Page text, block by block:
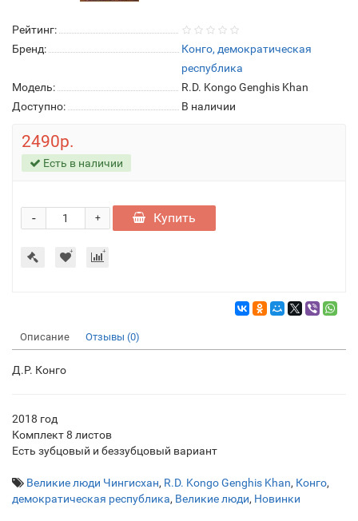
Рейтинг:
Бренд:
Конго, демократическая
республика
Модель:
R.D. Kongo Genghis Khan
Доступно:
В наличии
2490р.
Есть в наличии
+
- Купить
Описание Отзывы (0)
Д.Р. Конго
2018 год
Комплект 8 листов
Есть зубцовый и беззубцовый вариант
Великие люди Чингисхан, R.D. Kongo Genghis Khan, Конго,
демократическая республика, Великие люди, Новинки